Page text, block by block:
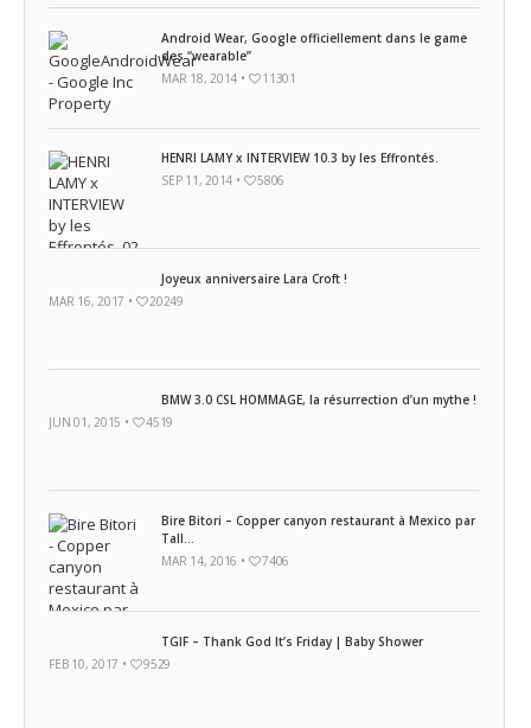
Android Wear, Google officiellement dans le game
des “wearable”
MAR 18, 2014 •
11301
HENRI LAMY x INTERVIEW 10.3 by les Effrontés.
SEP 11, 2014 •
5806
Joyeux anniversaire Lara Croft !
MAR 16, 2017 •
20249
BMW 3.0 CSL HOMMAGE, la résurrection d’un mythe !
JUN 01, 2015 •
4519
Bire Bitori – Copper canyon restaurant à Mexico par
Tall...
MAR 14, 2016 •
7406
TGIF – Thank God It’s Friday | Baby Shower
FEB 10, 2017 •
9529